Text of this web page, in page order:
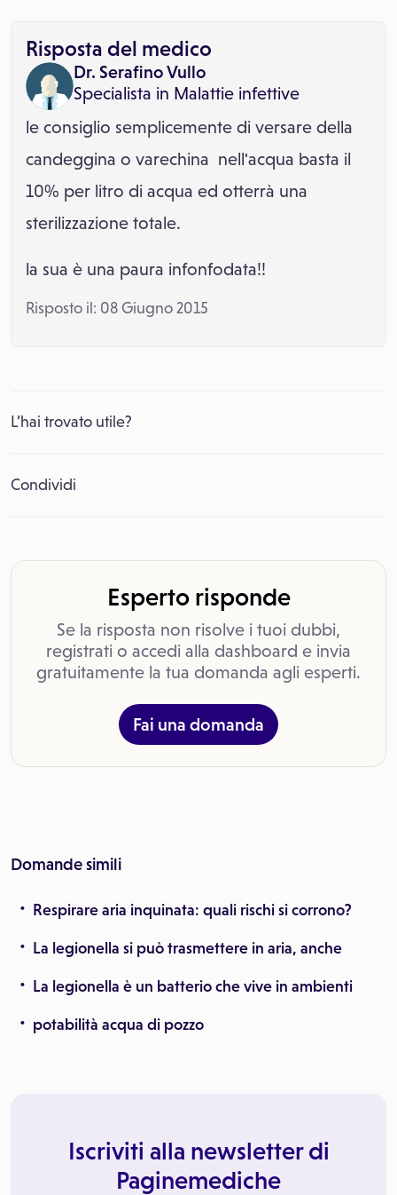
Risposta del medico
Dr. Serafino Vullo
Specialista in Malattie infettive
le consiglio semplicemente di versare della
candeggina o varechina nell'acqua basta il
10% per litro di acqua ed otterrà una
sterilizzazione totale.
la sua è una paura infonfodata!!
Risposto il: 08 Giugno 2015
L’hai trovato utile?
Condividi
Esperto risponde
Se la risposta non risolve i tuoi dubbi,
registrati o accedi alla dashboard e invia
gratuitamente la tua domanda agli esperti.
Fai una domanda
Domande simili
Respirare aria inquinata: quali rischi si corrono?
La legionella si può trasmettere in aria, anche
La legionella è un batterio che vive in ambienti
potabilità acqua di pozzo
Iscriviti alla newsletter di
Paginemediche